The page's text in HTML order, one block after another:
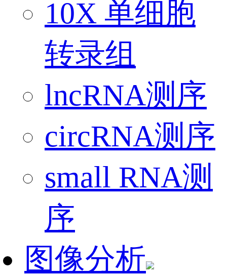
10X 单细胞
转录组
lncRNA测序
circRNA测序
small RNA测
序
图像分析